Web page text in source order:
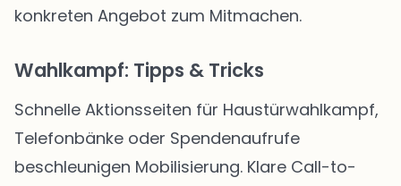
konkreten Angebot zum Mitmachen.
Wahlkampf: Tipps & Tricks
Schnelle Aktionsseiten für Haustürwahlkampf,
Telefonbänke oder Spendenaufrufe
beschleunigen Mobilisierung. Klare Call-to-